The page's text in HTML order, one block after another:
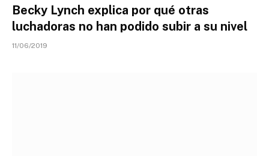
Becky Lynch explica por qué otras
luchadoras no han podido subir a su nivel
11/06/2019